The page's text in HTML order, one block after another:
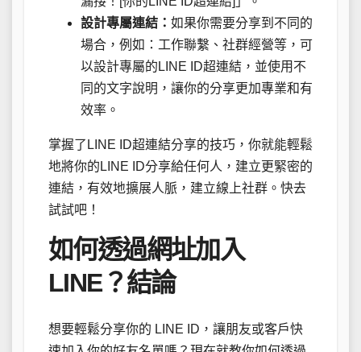
設計專屬連結： 如果你需要分享到不同的
場合，例如：工作聯繫、社群經營等，可
以設計專屬的LINE ID超連結，並使用不
同的文字說明，讓你的分享更加專業和有
效率。
掌握了LINE ID超連結分享的技巧，你就能輕鬆
地將你的LINE ID分享給任何人，建立更緊密的
連結，有效地擴展人脈，建立線上社群。快去
試試吧！
如何透過網址加入
LINE？結論
想要輕鬆分享你的 LINE ID，讓朋友或客戶快